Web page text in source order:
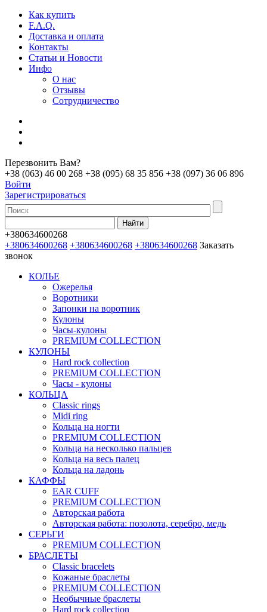
Как купить
F.A.Q.
Доставка и оплата
Контакты
Статьи и Новости
Инфо
О нас
Отзывы
Сотрудничество
Перезвонить Вам?
+38 (063) 46 00 268 +38 (095) 68 35 856 +38 (097) 36 06 896
Войти
Зарегистрироваться
+380634600268
+380634600268 +380634600268 +380634600268 Заказать
звонок
КОЛЬЕ
Ожерелья
Воротники
Запонки на воротник
Кулоны
Часы-кулоны
PREMIUM COLLECTION
КУЛОНЫ
Hard rock collection
PREMIUM COLLECTION
Часы - кулоны
КОЛЬЦА
Classic rings
Midi ring
Кольца на ногти
PREMIUM COLLECTION
Кольца на несколько пальцев
Кольца на весь палец
Кольца на ладонь
КАФФЫ
EAR CUFF
PREMIUM COLLECTION
Авторская работа
Авторская работа: позолота, серебро, медь
СЕРЬГИ
PREMIUM COLLECTION
БРАСЛЕТЫ
Classic bracelets
Кожаные браслеты
PREMIUM COLLECTION
Необычные браслеты
Hard rock collection